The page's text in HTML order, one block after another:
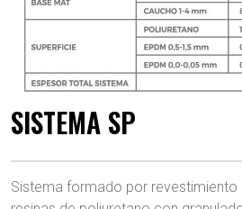
SISTEMA SP
Sistema formado por